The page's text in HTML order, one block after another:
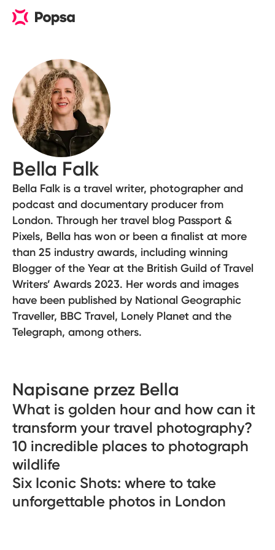
Bella Falk
Bella Falk is a travel writer, photographer and
podcast and documentary producer from
London. Through her travel blog Passport &
Pixels, Bella has won or been a finalist at more
than 25 industry awards, including winning
Blogger of the Year at the British Guild of Travel
Writers’ Awards 2023. Her words and images
have been published by National Geographic
Traveller, BBC Travel, Lonely Planet and the
Telegraph, among others.
Napisane przez Bella
What is golden hour and how can it
transform your travel photography?
10 incredible places to photograph
wildlife
Six Iconic Shots: where to take
unforgettable photos in London